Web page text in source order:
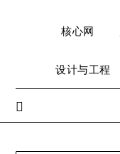
核心网
设计与工程